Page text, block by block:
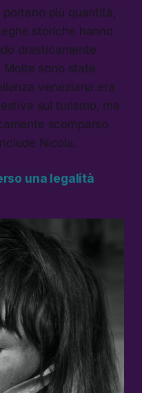
più quantità,
storiche hanno
drasticamente
Molte sono state
veneziana era
sul turismo, ma
scomparso
Nicola.
una legalità